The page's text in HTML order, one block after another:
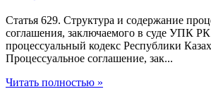
Статья 629. Структура и содержание
соглашения, заключаемого в суде УПК
процессуальный кодекс Республики
Процессуальное соглашение, зак...
Читать полностью »